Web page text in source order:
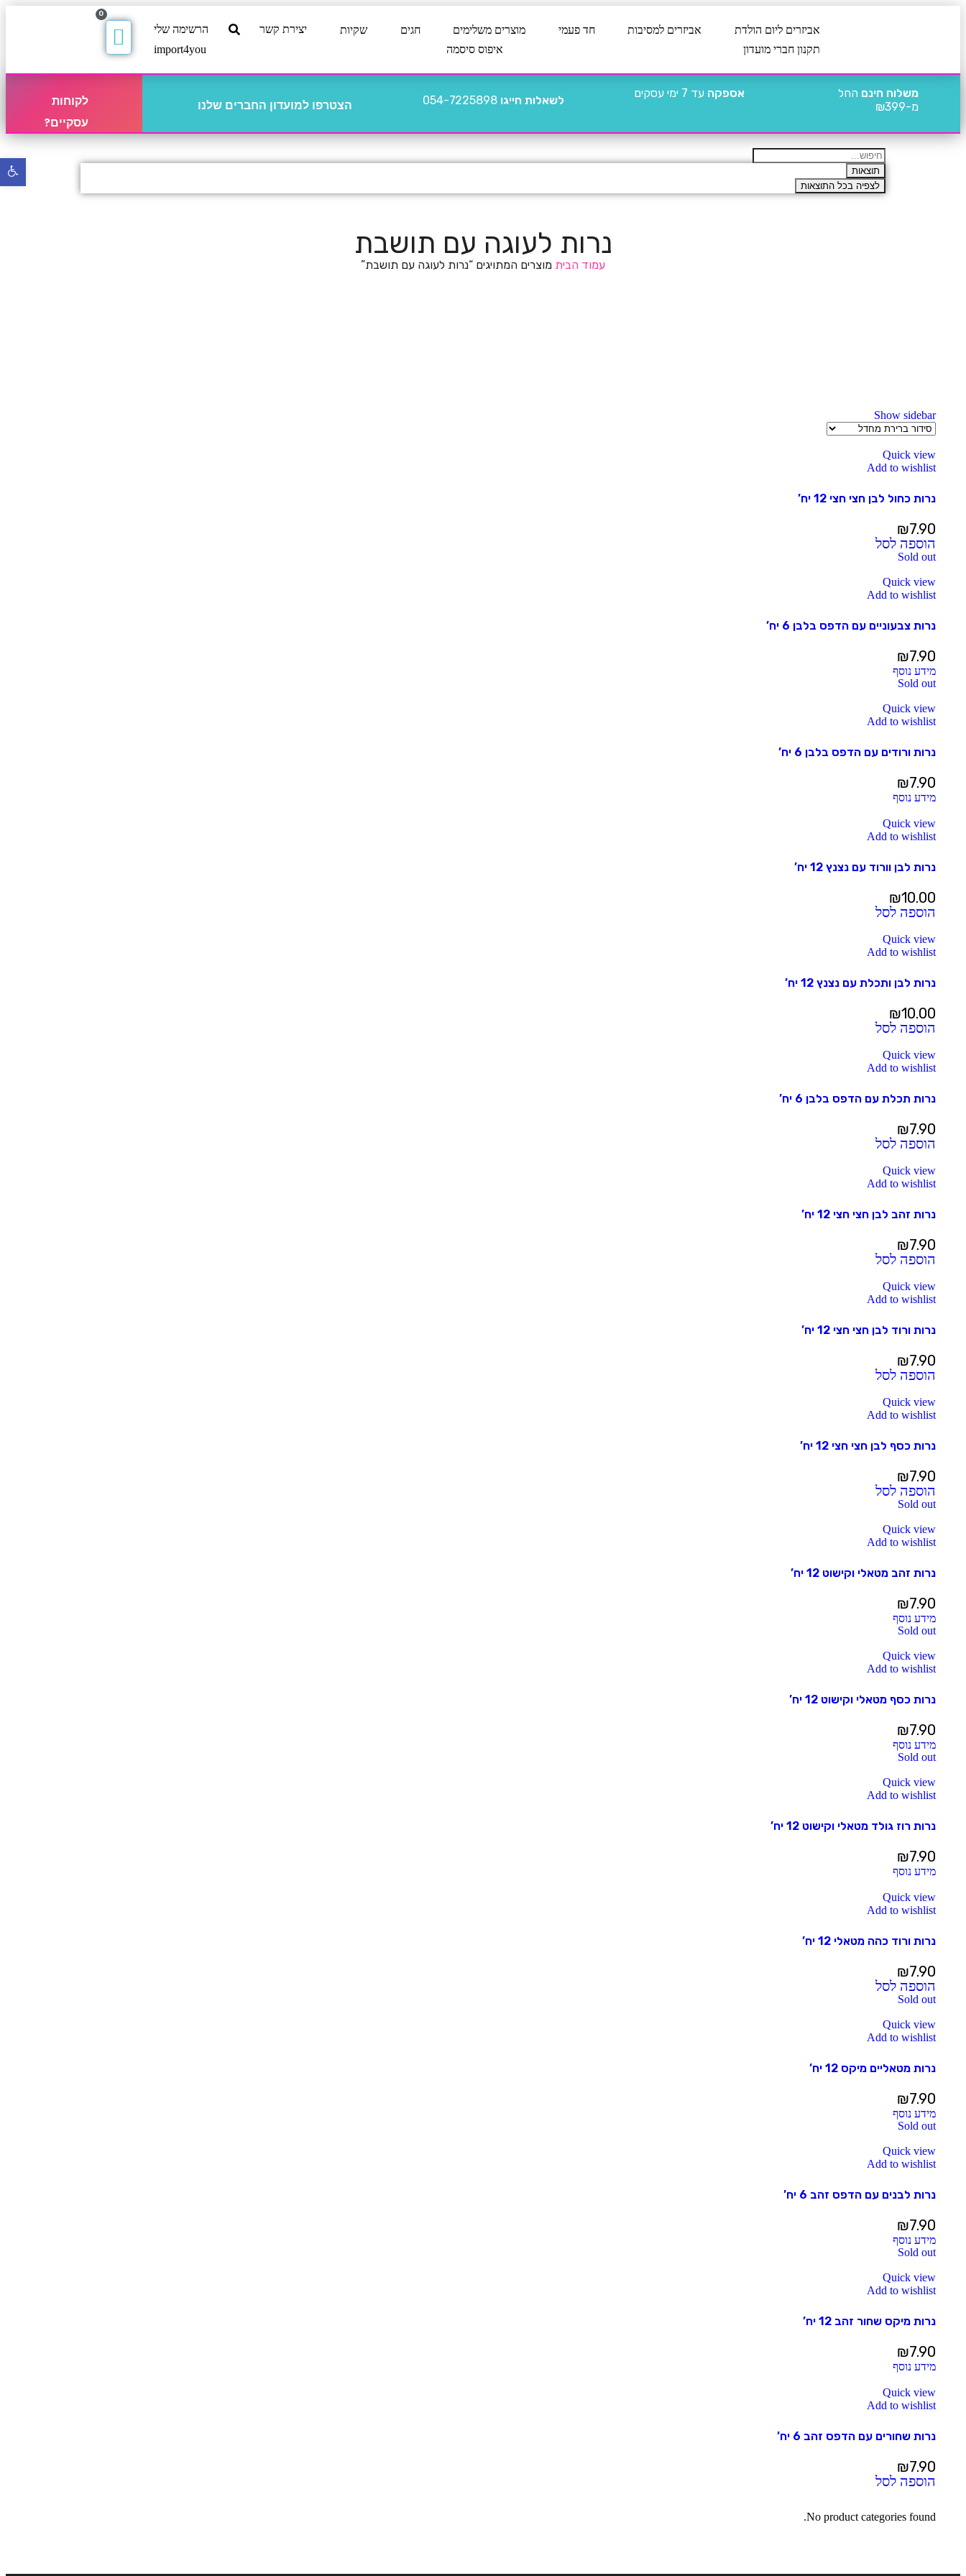
אביזרים ליום הולדת אביזרים למסיבות חד פעמי מוצרים משלימים חגים שקיות יצירת קשר
הרשימה שלי
תקנון חברי מועדון
איפוס סיסמה import4you
0
משלוח חינם החל
מ-₪399
אספקה עד 7 ימי עסקים
לשאלות חייגו 054-7225898 הצטרפו למועדון החברים שלנו
לקוחות
עסקיים?
תוצאות
לצפיה בכל התוצאות
נרות לעוגה עם תושבת
עמוד הבית מוצרים המתויגים “נרות לעוגה עם תושבת”
Show sidebar
Quick view
Add to wishlist
נרות כחול לבן חצי חצי 12 יח’
₪7.90
הוספה לסל
Sold out
Quick view
Add to wishlist
נרות צבעוניים עם הדפס בלבן 6 יח’
₪7.90
מידע נוסף
Sold out
Quick view
Add to wishlist
נרות ורודים עם הדפס בלבן 6 יח’
₪7.90
מידע נוסף
Quick view
Add to wishlist
נרות לבן וורוד עם נצנץ 12 יח’
₪10.00
הוספה לסל
Quick view
Add to wishlist
נרות לבן ותכלת עם נצנץ 12 יח’
₪10.00
הוספה לסל
Quick view
Add to wishlist
נרות תכלת עם הדפס בלבן 6 יח’
₪7.90
הוספה לסל
Quick view
Add to wishlist
נרות זהב לבן חצי חצי 12 יח’
₪7.90
הוספה לסל
Quick view
Add to wishlist
נרות ורוד לבן חצי חצי 12 יח’
₪7.90
הוספה לסל
Quick view
Add to wishlist
נרות כסף לבן חצי חצי 12 יח’
₪7.90
הוספה לסל
Sold out
Quick view
Add to wishlist
נרות זהב מטאלי וקישוט 12 יח’
₪7.90
מידע נוסף
Sold out
Quick view
Add to wishlist
נרות כסף מטאלי וקישוט 12 יח’
₪7.90
מידע נוסף
Sold out
Quick view
Add to wishlist
נרות רוז גולד מטאלי וקישוט 12 יח’
₪7.90
מידע נוסף
Quick view
Add to wishlist
נרות ורוד כהה מטאלי 12 יח’
₪7.90
הוספה לסל
Sold out
Quick view
Add to wishlist
נרות מטאליים מיקס 12 יח’
₪7.90
מידע נוסף
Sold out
Quick view
Add to wishlist
נרות לבנים עם הדפס זהב 6 יח’
₪7.90
מידע נוסף
Sold out
Quick view
Add to wishlist
נרות מיקס שחור זהב 12 יח’
₪7.90
מידע נוסף
Quick view
Add to wishlist
נרות שחורים עם הדפס זהב 6 יח’
₪7.90
הוספה לסל
No product categories found.
פתח